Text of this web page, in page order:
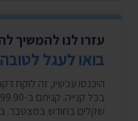
עזרו לנו להמשיך
בואו לעגל
היכנסו עכשיו, זה לוקח
שקלים בחודש במצטבר.